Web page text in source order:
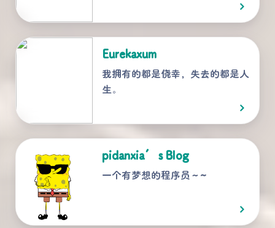
Eurekaxum
我拥有的都是侥幸，失去的都是人
生。
pidanxia’ s Blog
一个有梦想的程序员～~